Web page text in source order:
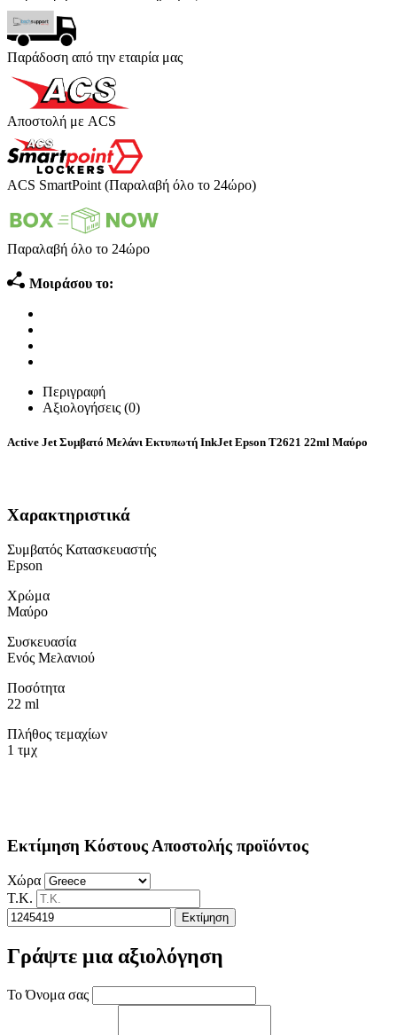
Παράδοση από την εταιρία μας
Αποστολή με ACS
ACS SmartPoint (Παραλαβή όλο το 24ώρο)
Παραλαβή όλο το 24ώρο
Μοιράσου το:
Περιγραφή
Αξιολογήσεις (0)
Active Jet Συμβατό Μελάνι Εκτυπωτή InkJet Epson T2621 22ml Μαύρο
Χαρακτηριστικά
Συμβατός Κατασκευαστής
Epson
Χρώμα
Μαύρο
Συσκευασία
Ενός Μελανιού
Ποσότητα
22 ml
Πλήθος τεμαχίων
1 τμχ
Εκτίμηση Κόστους Αποστολής προϊόντος
Χώρα
Τ.Κ.
Εκτίμηση
Γράψτε μια αξιολόγηση
Το Όνομα σας